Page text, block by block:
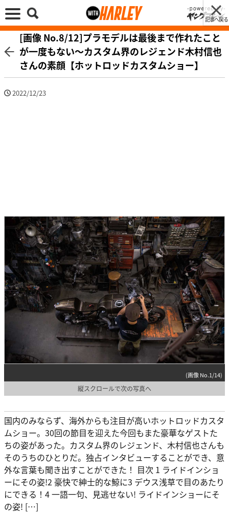
記事へ戻る
[画像 No.8/12]プラモデルは最後まで作れたこと
が一度もない〜カスタム界のレジェンド木村信也
さんの素顔【ホットロッドカスタムショー】
2022/12/23
(画像 No.1/14)
縦スクロールで次の写真へ
国内のみならず、海外からも注目が高いホットロッドカスタ
ムショー。30回の節目を迎えた今回もまた豪華なゲストた
ちの姿があった。カスタム界のレジェンド、木村信也さんも
そのうちのひとりだ。独占インタビューすることができ、意
外な言葉も聞き出すことができた！ 目次 1 ライドインショ
ーにその姿!2 豪快で紳士的な鯨に3 デウス浅草で目のあたり
にできる！4 一語一句、見逃せない! ライドインショーにそ
の姿! […]